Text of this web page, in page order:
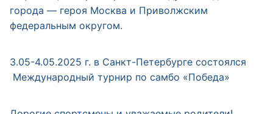
города — героя Москва и Приволжским
федеральным округом.
3.05-4.05.2025 г. в Санкт-Петербурге состоялся
Международный турнир по самбо «Победа»